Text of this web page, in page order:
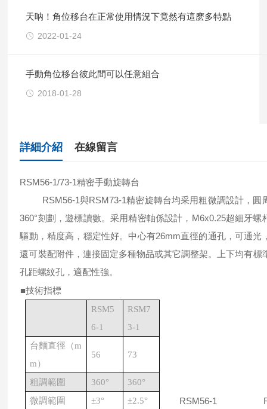
天呐！角位移台在正常使用情況下竟然有這麽多特點
2022-01-24
手動角位移台彼此間可以任意組合
2018-01-28
詳細介紹 在線留言
RSM56-1/73-1精密手動旋轉台
RSM56-1與RSM73-1精密旋轉台均采用粗微調設計，圓
360°刻劃，遊標讀數。采用精密軸係設計，M6x0.25超細牙螺
驅動，精度高，穩定性好。中心有26mm直徑的通孔，可通光
還可裝配附件，連接固定多種物品或其它調整架。上下均有標
孔距螺紋孔，適配性強。
■技術指標
RSM5
6-1
RSM7
3-1
台麵直徑（m
m）
56 73
粗調範圍 360°
360°
微調範圍
±3°
±2.5°
RSM56-1